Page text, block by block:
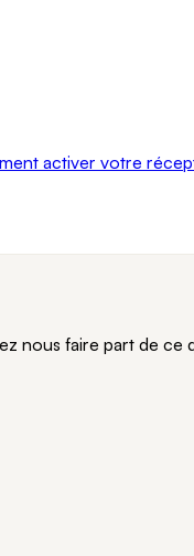
activer votre
nous faire part de ce